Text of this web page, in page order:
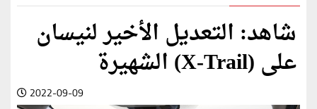
شاهد: التعديل الأخير لنيسان
على (X-Trail) الشهيرة
2022-09-09